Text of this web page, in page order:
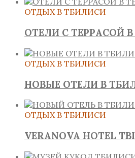
ОТДЫХ В ТБИЛИСИ
ОТЕЛИ С ТЕРРАСОЙ
ОТДЫХ В ТБИЛИСИ
НОВЫЕ ОТЕЛИ В
ОТДЫХ В ТБИЛИСИ
VERANOVA HOTEL